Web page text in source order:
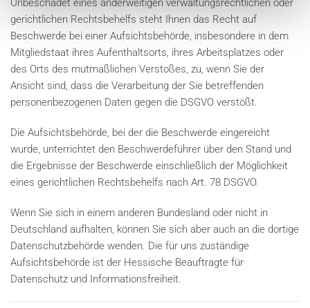
Unbeschadet eines anderweitigen verwaltungsrechtlichen oder
gerichtlichen Rechtsbehelfs steht Ihnen das Recht auf
Beschwerde bei einer Aufsichtsbehörde, insbesondere in dem
Mitgliedstaat ihres Aufenthaltsorts, ihres Arbeitsplatzes oder
des Orts des mutmaßlichen Verstoßes, zu, wenn Sie der
Ansicht sind, dass die Verarbeitung der Sie betreffenden
personenbezogenen Daten gegen die DSGVO verstößt.
Die Aufsichtsbehörde, bei der die Beschwerde eingereicht
wurde, unterrichtet den Beschwerdeführer über den Stand und
die Ergebnisse der Beschwerde einschließlich der Möglichkeit
eines gerichtlichen Rechtsbehelfs nach Art. 78 DSGVO.
Wenn Sie sich in einem anderen Bundesland oder nicht in
Deutschland aufhalten, können Sie sich aber auch an die dortige
Datenschutzbehörde wenden. Die für uns zuständige
Aufsichtsbehörde ist der Hessische Beauftragte für
Datenschutz und Informationsfreiheit.